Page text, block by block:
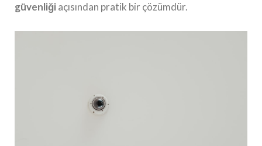
güvenliğiaçısından pratik bir çözümdür.